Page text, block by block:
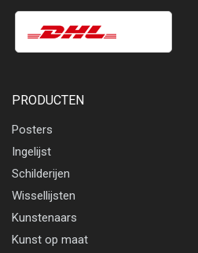
PRODUCTEN
Posters
Ingelijst
Schilderijen
Wissellijsten
Kunstenaars
Kunst op maat